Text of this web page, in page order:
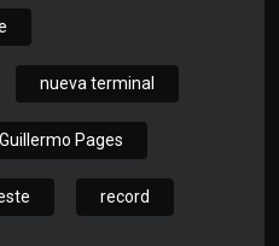
nueva terminal
Guillermo Pages
record